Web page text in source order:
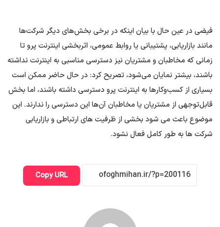
فیضی در عین حال با بیان اینکه در برخی بخش‌های دیگر شرکت‌ها
مانند بازاریابی، پشتیبانی یا روابط عمومی، اثربخشی اینترنت پرو تا
زمانی که مخاطبان و مشتریان نیز دسترسی مناسبی به اینترنت نداشته
باشند، بیشتر نمایان می‌شود، تصریح کرد: در حال حاضر ممکن است
بسیاری از کسب‌وکارها به اینترنت پرو دسترسی داشته باشند، اما بخش
قابل‌توجهی از مشتریان یا مخاطبان آن‌ها این دسترسی را ندارند. این
موضوع باعث می شود بخشی از ظرفیت های ارتباطی و بازاریابی
شرکت ها به طور کامل فعال نشود.
Copy URL